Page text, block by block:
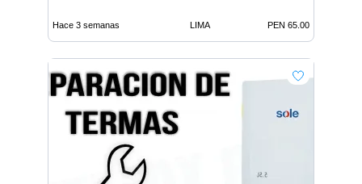
Hace 3 semanas LIMA PEN 65.00